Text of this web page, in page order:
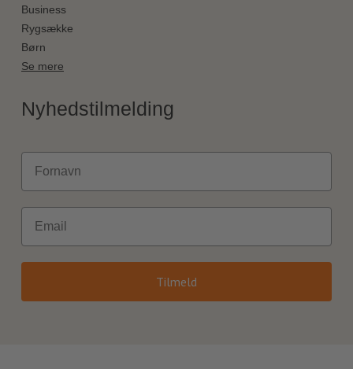
Business
Rygsække
Børn
Se mere
Nyhedstilmelding
Fornavn
Email
Tilmeld